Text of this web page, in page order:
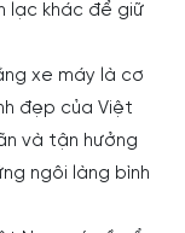
lạc khác để giữ
xe máy là cơ
đẹp của Việt
và tận hưởng
ngôi làng bình